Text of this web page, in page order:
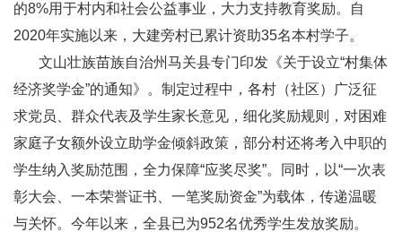
的8%用于村内和社会公益事业，大力支持教育奖励。自
2020年实施以来，大建旁村已累计资助35名本村学子。
文山壮族苗族自治州马关县专门印发《关于设立“村集体
经济奖学金”的通知》。制定过程中，各村（社区）广泛征
求党员、群众代表及学生家长意见，细化奖励规则，对困难
家庭子女额外设立助学金倾斜政策，部分村还将考入中职的
学生纳入奖励范围，全力保障“应奖尽奖”。同时，以“一次表
彰大会、一本荣誉证书、一笔奖励资金”为载体，传递温暖
与关怀。今年以来，全县已为952名优秀学生发放奖励。